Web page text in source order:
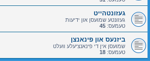
געזונטהייט
געזונטע שמועסן און ידיעות
טעמעס: 45
ביזנעס און פינאנצן
שמועסן אין די פינאנציעלע וועלט
טעמעס: 18